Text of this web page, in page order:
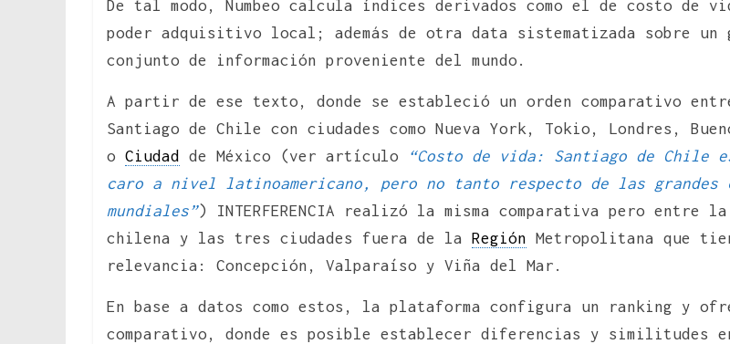
De tal modo, Numbeo calcula índices derivados como el de costo de
poder adquisitivo local; además de otra data sistematizada sobre un
conjunto de información proveniente del mundo.
A partir de ese texto, donde se estableció un orden comparativo
Santiago de Chile con ciudades como Nueva York, Tokio, Londres,
o Ciudad de México (ver artículo
“Costo de vida: Santiago de Chile
caro a nivel latinoamericano, pero no tanto respecto de las grandes
mundiales”) INTERFERENCIA realizó la misma comparativa pero entre
chilena y las tres ciudades fuera de la Región Metropolitana que
relevancia: Concepción, Valparaíso y Viña del Mar.
En base a datos como estos, la plataforma configura un ranking y
comparativo, donde es posible establecer diferencias y similitudes